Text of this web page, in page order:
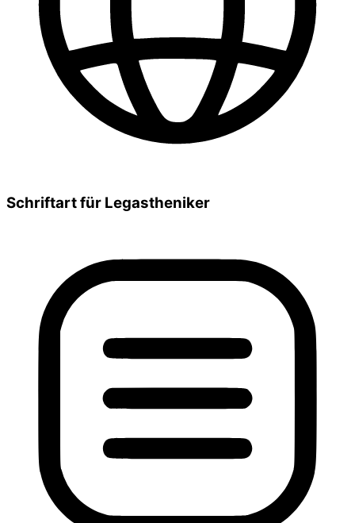
Schriftart für Legastheniker